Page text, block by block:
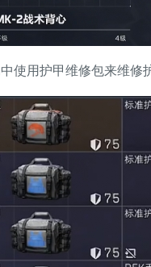
用护甲维修包来维修